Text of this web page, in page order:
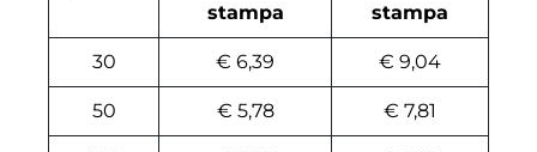
stampa
stampa
30 € 6,39 € 9,04
50 € 5,78 € 7,81